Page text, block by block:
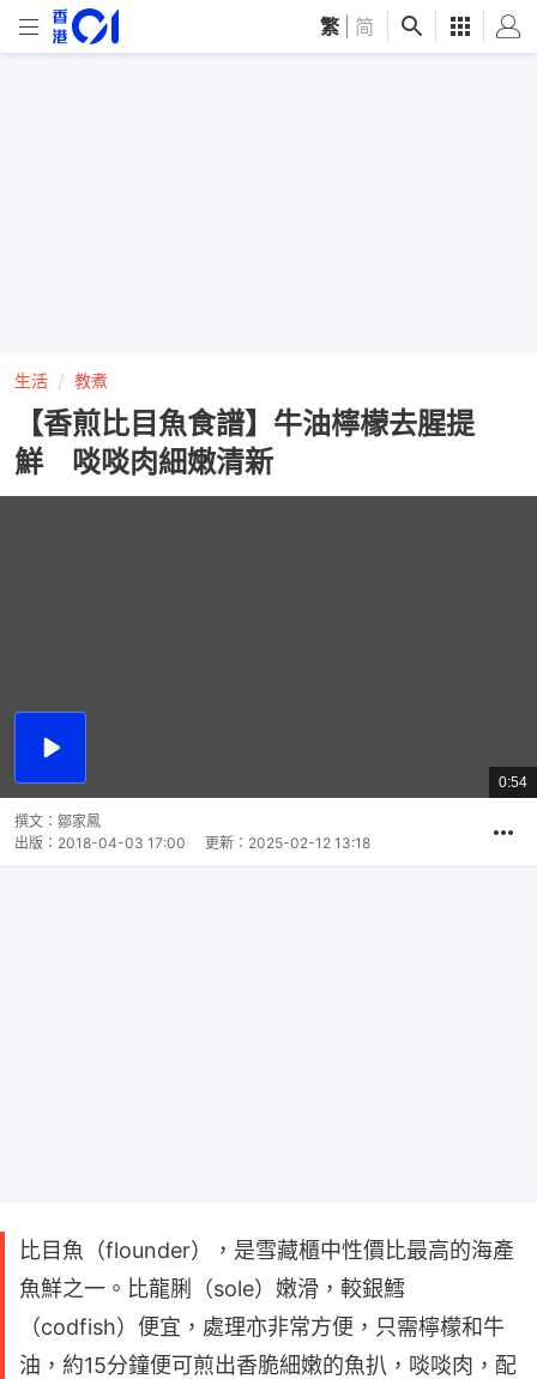
繁 简
生活 教煮
【香煎比目魚食譜】牛油檸檬去腥提
鮮 啖啖肉細嫩清新
播
總
共
0:54
撰文： 鄒家鳳
出版： 2018-04-03 17:00 更新： 2025-02-12 13:18
比目魚（flounder），是雪藏櫃中性價比最高的海產
魚鮮之一。比龍脷（sole）嫩滑，較銀鱈
（codfish）便宜，處理亦非常方便，只需檸檬和牛
油，約15分鐘便可煎出香脆細嫩的魚扒，啖啖肉，配